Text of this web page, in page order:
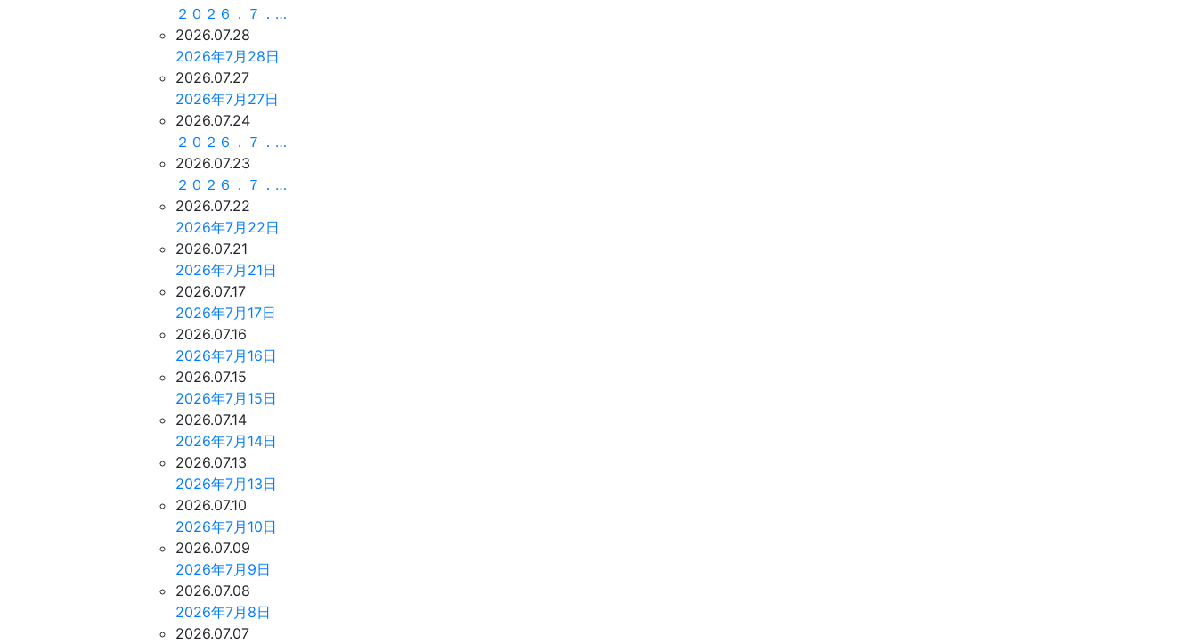
２０２６．７．…
2026.07.28
2026年7月28日
2026.07.27
2026年7月27日
2026.07.24
２０２６．７．…
2026.07.23
２０２６．７．…
2026.07.22
2026年7月22日
2026.07.21
2026年7月21日
2026.07.17
2026年7月17日
2026.07.16
2026年7月16日
2026.07.15
2026年7月15日
2026.07.14
2026年7月14日
2026.07.13
2026年7月13日
2026.07.10
2026年7月10日
2026.07.09
2026年7月9日
2026.07.08
2026年7月8日
2026.07.07